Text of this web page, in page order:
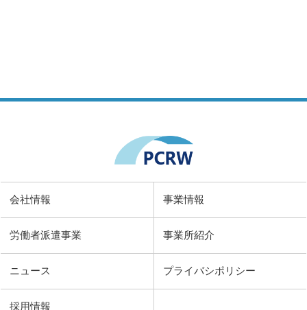
会社情報 事業情報
労働者派遣事業 事業所紹介
ニュース
採用情報
プライバシポリシー